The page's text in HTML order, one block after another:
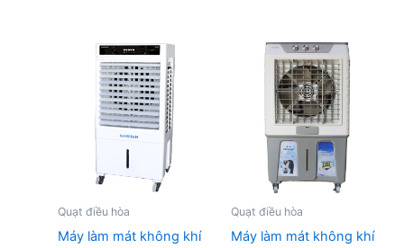
Quạt điều hòa
Máy làm mát không khí
Quạt điều hòa
Máy làm mát không khí